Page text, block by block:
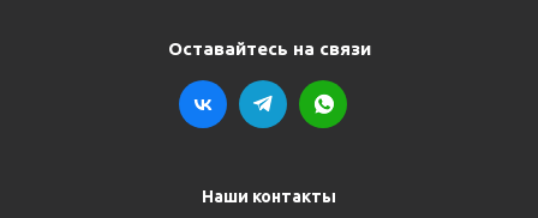
Оставайтесь на связи
Наши контакты